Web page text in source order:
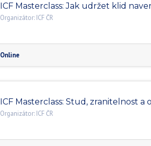
ICF Masterclass: Jak udržet klid
Organizátor: ICF ČR
Online
ICF Masterclass: Stud, zranitelnost
Organizátor: ICF ČR